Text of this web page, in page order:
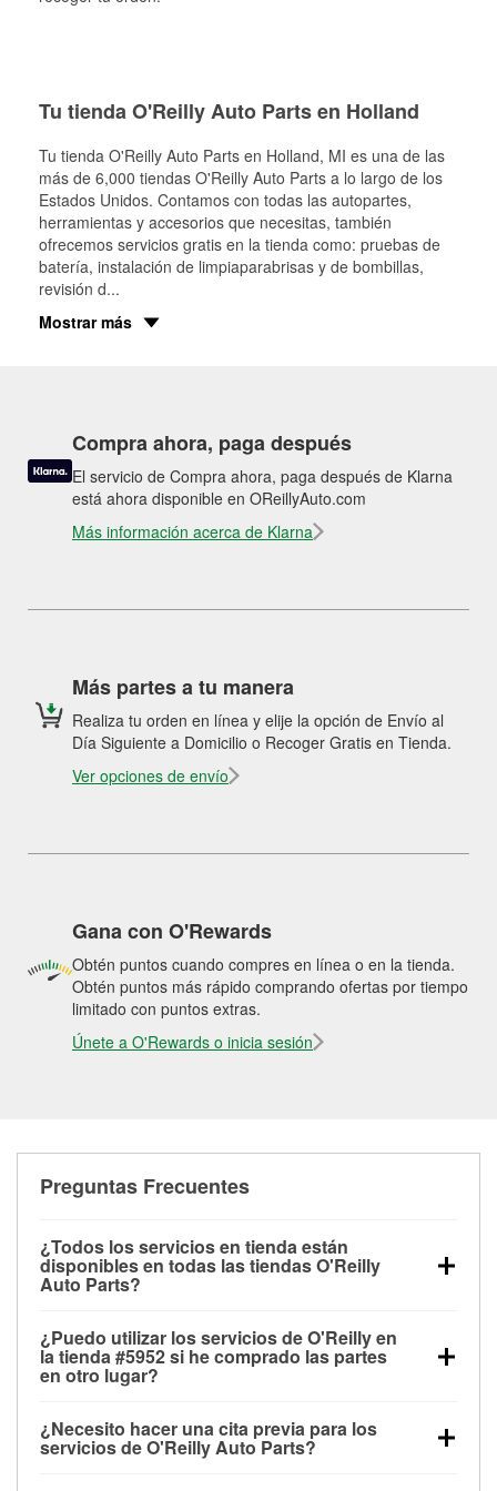
Tu tienda O'Reilly Auto Parts en Holland
Tu tienda O'Reilly Auto Parts en Holland, MI es una de las
más de 6,000 tiendas O'Reilly Auto Parts a lo largo de los
Estados Unidos. Contamos con todas las autopartes,
herramientas y accesorios que necesitas, también
ofrecemos servicios gratis en la tienda como: pruebas de
batería, instalación de limpiaparabrisas y de bombillas,
revisión d...
Mostrar más
Compra ahora, paga después
El servicio de Compra ahora, paga después de Klarna
está ahora disponible en OReillyAuto.com
Más información acerca de Klarna
Más partes a tu manera
Realiza tu orden en línea y elije la opción de Envío al
Día Siguiente a Domicilio o Recoger Gratis en Tienda.
Ver opciones de envío
Gana con O'Rewards
Obtén puntos cuando compres en línea o en la tienda.
Obtén puntos más rápido comprando ofertas por tiempo
limitado con puntos extras.
Únete a O'Rewards o inicia sesión
Preguntas Frecuentes
¿Todos los servicios en tienda están
disponibles en todas las tiendas O'Reilly
Auto Parts?
las pruebas de batería, pruebas de alternador y
motor de arranque, revisión de la luz “Check Engine”
con O'Reilly VeriScan® e instalación de
limpiaparabrisas o bombillas, están disponibles en
todas las tiendas O'Reilly Auto Parts. La tienda
¿Puedo utilizar los servicios de O'Reilly en
la tienda #5952 si he comprado las partes
en otro lugar?
de O'Reilly Auto Parts que estén disponibles en la
tienda #5952 de Holland, MI aunque hayas
¿Necesito hacer una cita previa para los
servicios de O'Reilly Auto Parts?